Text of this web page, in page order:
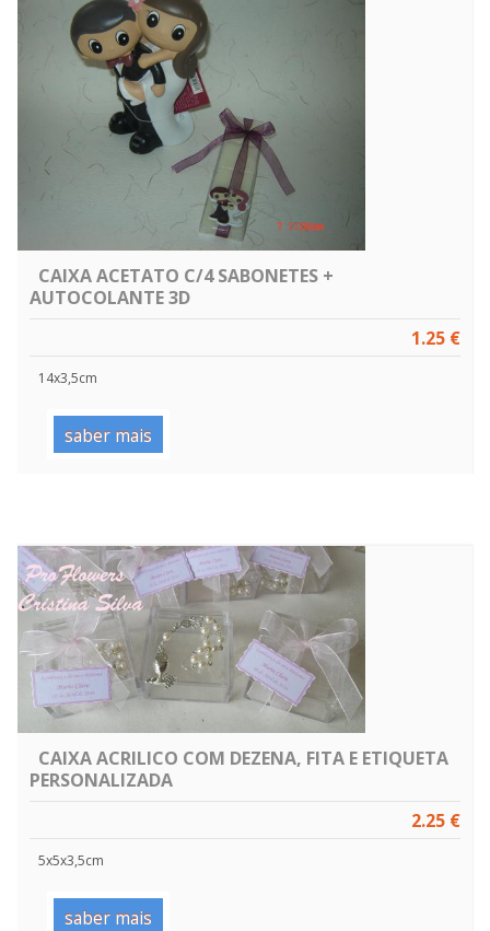
CAIXA ACETATO C/4 SABONETES +
AUTOCOLANTE 3D
1.25 €
14x3,5cm
saber mais
CAIXA ACRILICO COM DEZENA, FITA E ETIQUETA
PERSONALIZADA
2.25 €
5x5x3,5cm
saber mais